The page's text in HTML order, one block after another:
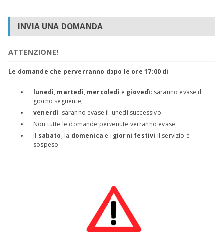
INVIA UNA DOMANDA
ATTENZIONE!
Le domande che perverranno dopo le ore 17:00 di:
lunedì, martedì, mercoledì e giovedì: saranno evase il
giorno seguente;
venerdì: saranno evase il lunedì successivo.
Non tutte le domande pervenute verranno evase.
Il sabato, la domenica e i giorni festivi il servizio è
sospeso